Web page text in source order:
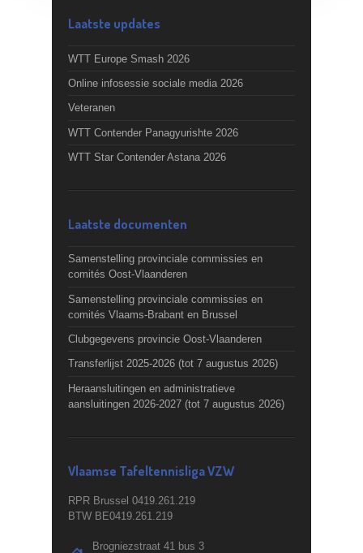
Laatste updates
WTT Europe Smash 2026
Online infosessie sociale media 2026
Veteranen
WTT Contender Panagyurishte 2026
WTT Star Contender Astana 2026
Laatste documenten
Samenstelling provinciale commissies en
comités Oost-Vlaanderen
Samenstelling provinciale commissies en
comités Vlaams-Brabant en Brussel
Clubgegevens provincie Oost-Vlaanderen
Transferlijst 2025-2026 (tot 7 augustus 2026)
Heraansluitingen en administratieve
aansluitingen 2026-2027 (tot 7 augustus 2026)
Vlaamse Tafeltennisliga VZW
RPR Brussel 0419.261.219
BTW BE0419.261.219
Brogniezstraat 41 bus 3